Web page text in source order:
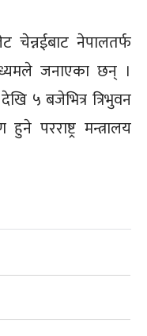
चेन्नईबाट नेपालतर्फ
जनाएका छन् ।
५ बजेभित्र त्रिभुवन
परराष्ट्र मन्त्रालय